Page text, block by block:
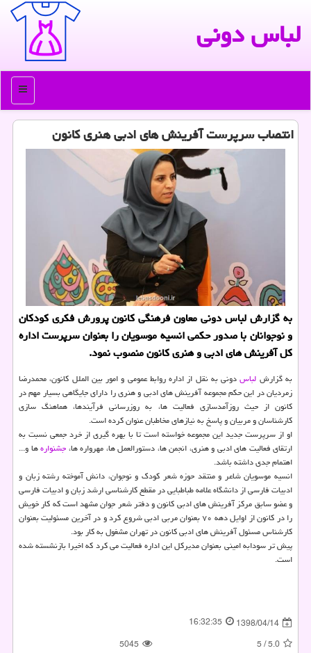
لباس دونی
منو
انتصاب سرپرست آفرینش های ادبی هنری كانون
به گزارش لباس دونی معاون فرهنگی كانون پرورش فكری كودكان
و نوجوانان با صدور حكمی انسیه موسویان را بعنوان سرپرست اداره
كل آفرینش های ادبی و هنری كانون منصوب نمود.
به گزارش لباسدونی به نقل از اداره روابط عمومی و امور بین الملل كانون، محمدرضا
زمردیان در این حكم مجموعه آفرینش های ادبی و هنری را دارای جایگاهی بسیار مهم در
كانون از حیث روزآمدسازی فعالیت ها، به روزرسانی فرآیندها، هماهنگ سازی
كارشناسان و مربیان و پاسخ به نیازهای مخاطبان عنوان كرده است.
او از سرپرست جدید این مجموعه خواسته است تا با بهره گیری از خرد جمعی نسبت به
ارتقای فعالیت های ادبی و هنری، انجمن ها، دستورالعمل ها، مهرواره ها،جشنوارهها و...
اهتمام جدی داشته باشد.
انسیه موسویان شاعر و منتقد حوزه شعر كودك و نوجوان، دانش آموخته رشته زبان و
ادبیات فارسی از دانشگاه علامه طباطبایی در مقطع كارشناسی ارشد زبان و ادبیات فارسی
و عضو سابق مركز آفرینش­ های ادبی كانون و دفتر شعر جوان مشهد است كه كار خویش
را در كانون از اوایل دهه ۷۰ بعنوان مربی ادبی شروع كرد و در آخرین مسئولیت بعنوان
كارشناس مسئول آفرینش های ادبی كانون در تهران مشغول به كار بود.
پیش تر سودابه امینی بعنوان مدیركل این اداره فعالیت می كرد كه اخیرا بازنشسته شده
است.
1398/04/14
16:32:35
5.0
/
5
5045